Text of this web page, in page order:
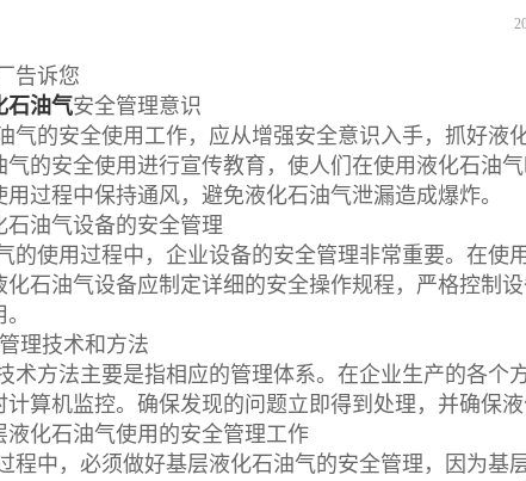
告诉您
石油气安全管理意识
气的安全使用工作，应从增强安全意识入手，抓好
气的安全使用进行宣传教育，使人们在使用液化石油
过程中保持通风，避免液化石油气泄漏造成爆炸。
石油气设备的安全管理
的使用过程中，企业设备的安全管理非常重要。在
化石油气设备应制定详细的安全操作规程，严格控制
理技术和方法
术方法主要是指相应的管理体系。在企业生产的各
计算机监控。确保发现的问题立即得到处理，并确保液
液化石油气使用的安全管理工作
程中，必须做好基层液化石油气的安全管理，因为基